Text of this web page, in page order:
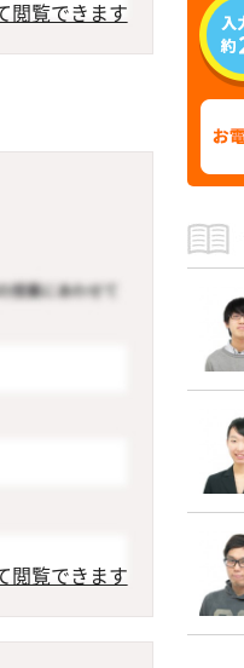
閲覧できます
閲覧できます